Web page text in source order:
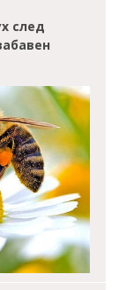
след